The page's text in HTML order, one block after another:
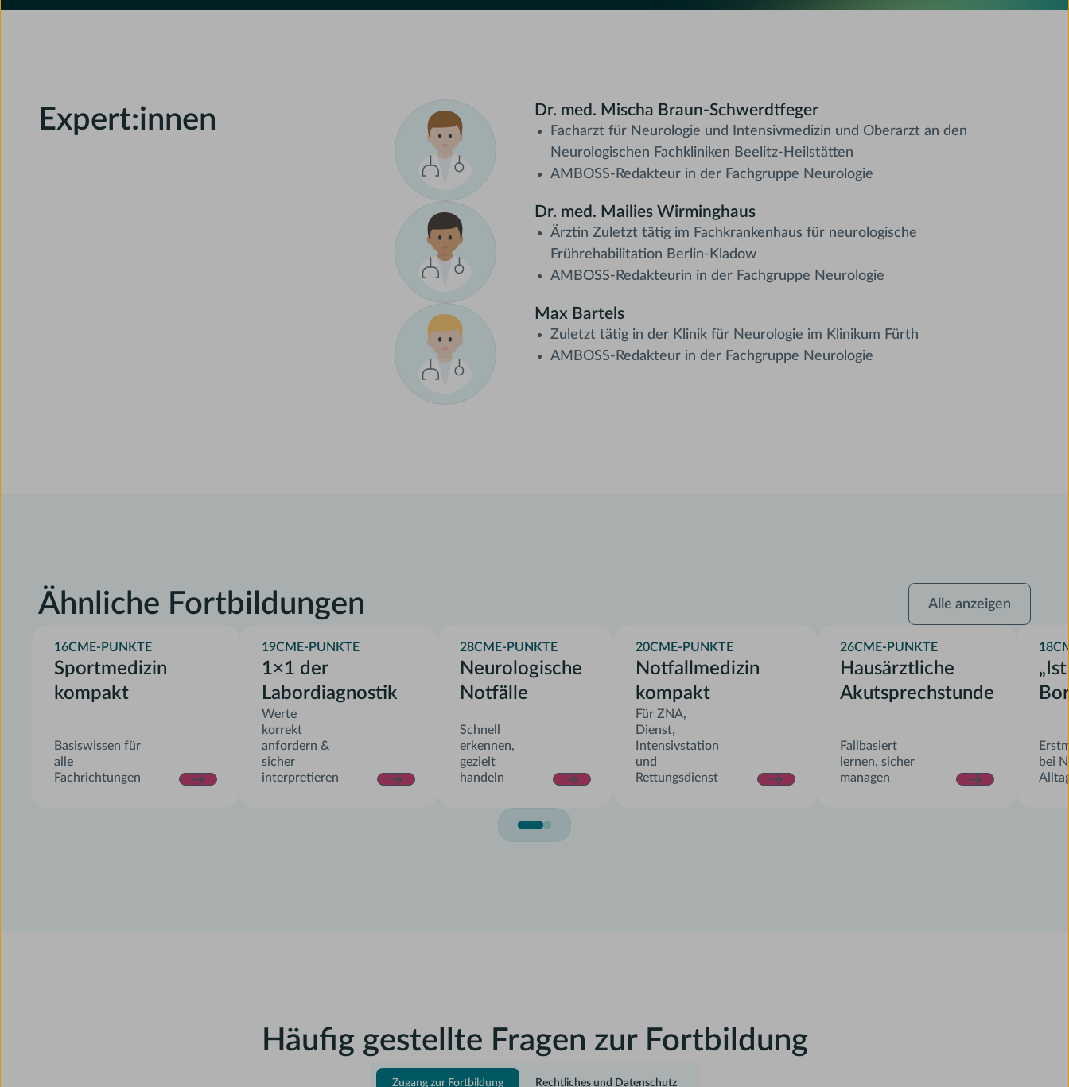
Expert:innen Dr. med. Mischa Braun-Schwerdtfeger
Facharzt für Neurologie und Intensivmedizin und Oberarzt an den
Neurologischen Fachkliniken Beelitz-Heilstätten
AMBOSS-Redakteur in der Fachgruppe Neurologie
Dr. med. Mailies Wirminghaus
Ärztin Zuletzt tätig im Fachkrankenhaus für neurologische
Frührehabilitation Berlin-Kladow
AMBOSS-Redakteurin in der Fachgruppe Neurologie
Max Bartels
Zuletzt tätig in der Klinik für Neurologie im Klinikum Fürth
AMBOSS-Redakteur in der Fachgruppe Neurologie
Ähnliche Fortbildungen
anzeigen
Alle anzeigen
16CME-PUNKTE
Sportmedizin
kompakt
Basiswissen für
alle
Fachrichtungen
19CME-PUNKTE
1×1 der
Labordiagnostik
Werte
korrekt
anfordern &
sicher
interpretieren
28CME-PUNKTE
Neurologische
Notfälle
Schnell
erkennen,
gezielt
handeln
20CME-PUNKTE
Notfallmedizin
kompakt
Für ZNA,
Dienst,
Intensivstation
und
Rettungsdienst
26CME-PUNKTE
Hausärztliche
Akutsprechstunde
Fallbasiert
lernen, sicher
managen
18
bei
Häufig gestellte Fragen zur Fortbildung
Zugang zur Fortbildung Rechtliches und Datenschutz